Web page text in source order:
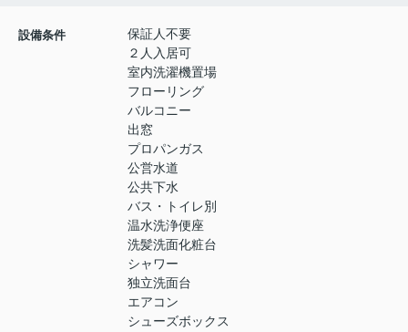
設備条件
保証人不要
２人入居可
室内洗濯機置場
フローリング
バルコニー
出窓
プロパンガス
公営水道
公共下水
バス・トイレ別
温水洗浄便座
洗髪洗面化粧台
シャワー
独立洗面台
エアコン
シューズボックス